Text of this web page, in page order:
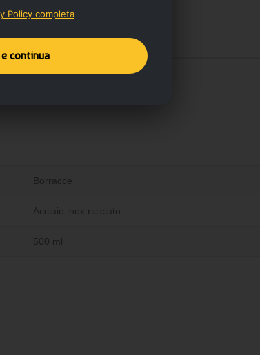
Dettagli aggiuntivi
Borracce
Acciaio inox riciclato
500 ml
Policy completa
continua